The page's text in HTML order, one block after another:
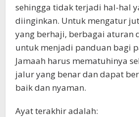
sehingga tidak terjadi hal-hal
diinginkan. Untuk mengatur
yang berhaji, berbagai aturan
untuk menjadi panduan bagi
Jamaah harus mematuhinya
jalur yang benar dan dapat
baik dan nyaman.
Ayat terakhir adalah: